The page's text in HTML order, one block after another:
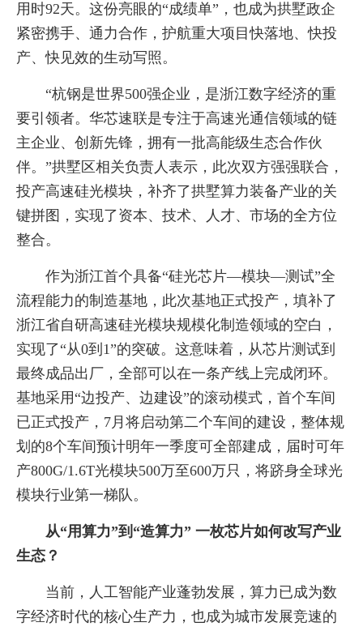
用时92天。这份亮眼的“成绩单”，也成为拱墅政企
紧密携手、通力合作，护航重大项目快落地、快投
产、快见效的生动写照。
“杭钢是世界500强企业，是浙江数字经济的重
要引领者。华芯速联是专注于高速光通信领域的链
主企业、创新先锋，拥有一批高能级生态合作伙
伴。”拱墅区相关负责人表示，此次双方强强联合，
投产高速硅光模块，补齐了拱墅算力装备产业的关
键拼图，实现了资本、技术、人才、市场的全方位
整合。
作为浙江首个具备“硅光芯片—模块—测试”全
流程能力的制造基地，此次基地正式投产，填补了
浙江省自研高速硅光模块规模化制造领域的空白，
实现了“从0到1”的突破。这意味着，从芯片测试到
最终成品出厂，全部可以在一条产线上完成闭环。
基地采用“边投产、边建设”的滚动模式，首个车间
已正式投产，7月将启动第二个车间的建设，整体规
划的8个车间预计明年一季度可全部建成，届时可年
产800G/1.6T光模块500万至600万只，将跻身全球光
模块行业第一梯队。
从“用算力”到“造算力” 一枚芯片如何改写产业
生态？
当前，人工智能产业蓬勃发展，算力已成为数
字经济时代的核心生产力，也成为城市发展竞速的